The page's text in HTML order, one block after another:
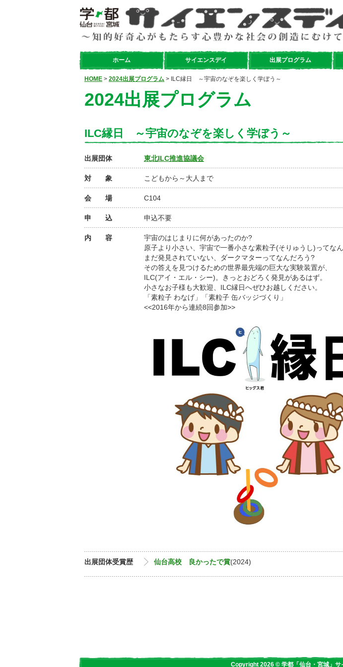
ホーム サイエンスデイ 出展プログラム
HOME > 2024出展プログラム > ILC縁日 ～宇宙のなぞを楽しく学ぼう～
2024出展プログラム
ILC縁日 ～宇宙のなぞを楽しく学ぼう～
出展団体 東北ILC推進協議会
対 象 こどもから～大人まで
会 場 C104
申 込 申込不要
内 容
宇宙のはじまりに何があったのか?
原子より小さい、宇宙で一番小さな素粒子(そりゅうし)ってな
まだ発見されていない、ダークマターってなんだろう?
その答えを見つけるための世界最先端の巨大な実験装置が、
ILC(アイ・エル・シー)。きっとおどろく発見があるはず。
小さなお子様も大歓迎、ILC縁日へぜひお越しください。
「素粒子 わなげ」「素粒子 缶バッジづくり」
<<2016年から連続8回参加>>
出展団体受賞歴 仙台高校 良かったで賞(2024)
Copyright 2026 © 学都「仙台・宮城」